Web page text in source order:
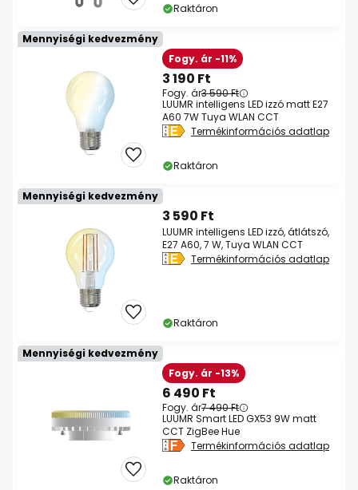
Raktáron
Mennyiségi kedvezmény
3 190 Ft
Fogy. ár3 590 Ft
Fogy. ár -11%
LUUMR intelligens LED izzó matt E27
A60 7W Tuya WLAN CCT
Termékinformációs adatlap
Raktáron
Mennyiségi kedvezmény
3 590 Ft
LUUMR intelligens LED izzó, átlátszó,
E27 A60, 7 W, Tuya WLAN CCT
Termékinformációs adatlap
Raktáron
Mennyiségi kedvezmény
6 490 Ft
Fogy. ár7 490 Ft
Fogy. ár -13%
LUUMR Smart LED GX53 9W matt
CCT ZigBee Hue
Termékinformációs adatlap
Raktáron